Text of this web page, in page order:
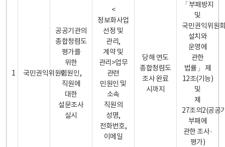
1 국민권익위원회
공공기관의
종합청렴도
평가를
위한
민원인,
직원에
대한
설문조사
실시
<
정보화사업
선정 및
관리,
계약 및
관리>업무
관련
민원인 및
소속
직원의
성명,
전화번호,
이메일
당해 연도
종합청렴도
조사 완료
시까지
「부패방지
및
국민권익위원
설치와
운영에
관한
법률」 제
12조(기능)
및
제
27조의2(공공
부패에
관한 조사·
평가)